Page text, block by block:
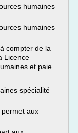
humaines
humaines
compter de la
Licence
et paie
spécialité
aux